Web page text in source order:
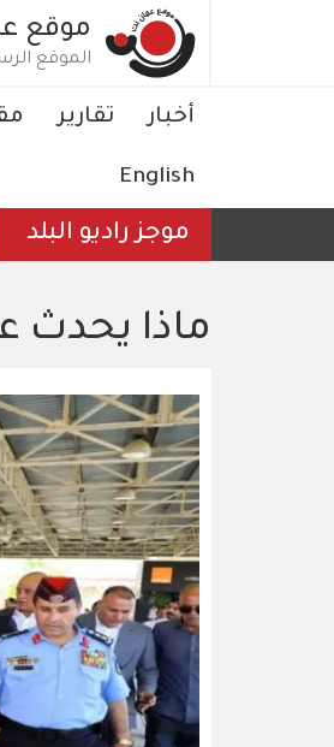
موقع
الموقع
Main
أخبار تقارير
English
موجز راديو البلد
الرئيس
ماذا يحدث